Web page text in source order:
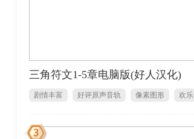
三角符文1-5章电脑版(好人汉化)
剧情丰富 好评原声音轨 像素图形 欢乐